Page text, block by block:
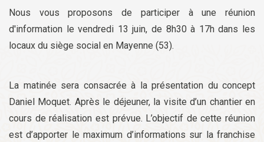
Nous vous proposons de participer à une réunion
d'information le vendredi 13 juin, de 8h30 à 17h dans les
locaux du siège social en Mayenne (53).
La matinée sera consacrée à la présentation du concept
Daniel Moquet. Après le déjeuner, la visite d’un chantier en
cours de réalisation est prévue. L’objectif de cette réunion
est d’apporter le maximum d’informations sur la franchise